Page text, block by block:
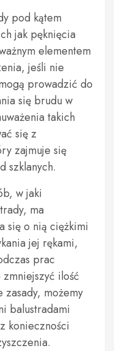
pod kątem
jak pęknięcia
elementem
jeśli nie
prowadzić do
się brudu w
takich
się z
zajmuje się
szklanych.
w jaki
ma
się o nią ciężkimi
jej rękami,
prac
ilość
możemy
balustradami
konieczności